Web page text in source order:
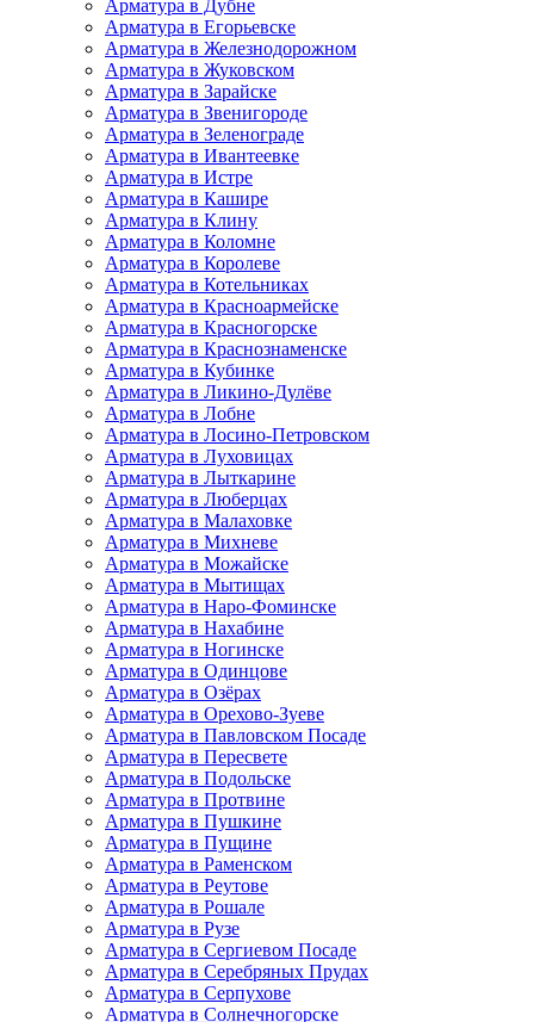
Арматура в Дубне
Арматура в Егорьевске
Арматура в Железнодорожном
Арматура в Жуковском
Арматура в Зарайске
Арматура в Звенигороде
Арматура в Зеленограде
Арматура в Ивантеевке
Арматура в Истре
Арматура в Кашире
Арматура в Клину
Арматура в Коломне
Арматура в Королеве
Арматура в Котельниках
Арматура в Красноармейске
Арматура в Красногорске
Арматура в Краснознаменске
Арматура в Кубинке
Арматура в Ликино-Дулёве
Арматура в Лобне
Арматура в Лосино-Петровском
Арматура в Луховицах
Арматура в Лыткарине
Арматура в Люберцах
Арматура в Малаховке
Арматура в Михневе
Арматура в Можайске
Арматура в Мытищах
Арматура в Наро-Фоминске
Арматура в Нахабине
Арматура в Ногинске
Арматура в Одинцове
Арматура в Озёрах
Арматура в Орехово-Зуеве
Арматура в Павловском Посаде
Арматура в Пересвете
Арматура в Подольске
Арматура в Протвине
Арматура в Пушкине
Арматура в Пущине
Арматура в Раменском
Арматура в Реутове
Арматура в Рошале
Арматура в Рузе
Арматура в Сергиевом Посаде
Арматура в Серебряных Прудах
Арматура в Серпухове
Арматура в Солнечногорске